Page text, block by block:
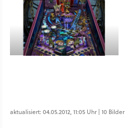
aktualisiert: 04.05.2012, 11:05 Uhr | 10 Bilder